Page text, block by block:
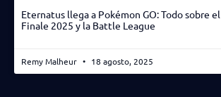
Eternatus llega a Pokémon GO: Todo sobre
Finale 2025 y la Battle League
Remy Malheur 18 agosto, 2025